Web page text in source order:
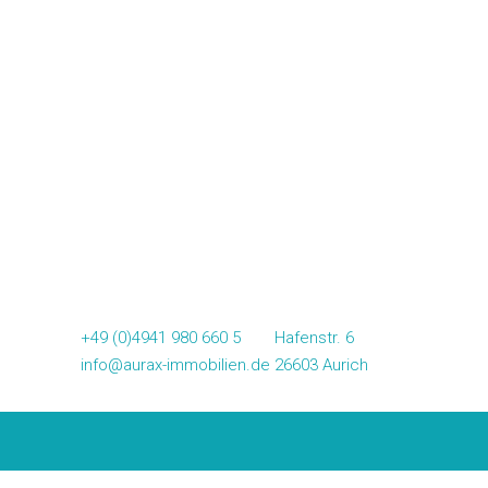
+49 (0)4941 980 660 5
info@aurax-immobilien.de
Hafenstr. 6
26603 Aurich